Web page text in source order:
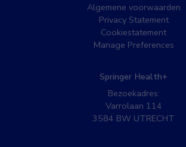
Algemene voorwaarden
Privacy Statement
Cookiestatement
Manage Preferences
Springer Health+
Bezoekadres:
Varrolaan 114
3584 BW UTRECHT